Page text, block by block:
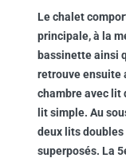
Le chalet
principale, à la
bassinette ainsi
retrouve ensuite
chambre avec lit
lit simple. Au
deux lits
superposés. La